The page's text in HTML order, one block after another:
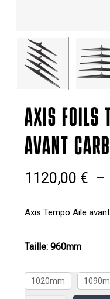
AXIS FOILS
AVANT
1120,00 € –
Axis Tempo Aile
Taille: 960mm
1020mm